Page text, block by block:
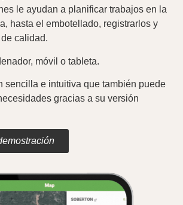
le ayudan a planificar trabajos en la
hasta el embotellado, registrarlos y
calidad.
móvil o tableta.
sencilla e intuitiva que también puede
gracias a su versión